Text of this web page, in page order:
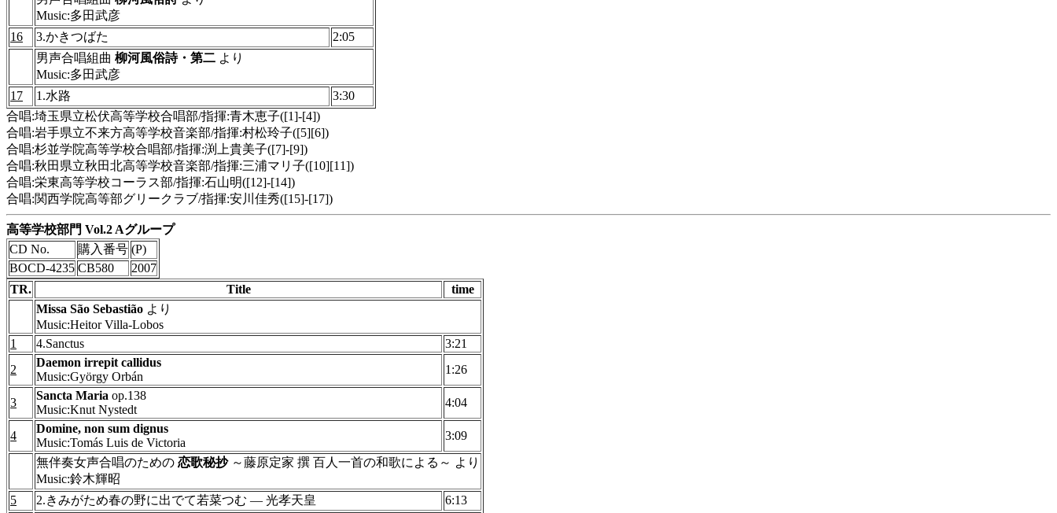
Music:多田武彦
16
3.かきつばた
2:05
男声合唱組曲 柳河風俗詩・第二 より
Music:多田武彦
17
1.水路
3:30
合唱:埼玉県立松伏高等学校合唱部/指揮:青木恵子([1]-[4])
合唱:岩手県立不来方高等学校音楽部/指揮:村松玲子([5][6])
合唱:杉並学院高等学校合唱部/指揮:渕上貴美子([7]-[9])
合唱:秋田県立秋田北高等学校音楽部/指揮:三浦マリ子([10][11])
合唱:栄東高等学校コーラス部/指揮:石山明([12]-[14])
合唱:関西学院高等部グリークラブ/指揮:安川佳秀([15]-[17])
高等学校部門 Vol.2 Aグループ
CD No.
購入番号 (P)
BOCD-4235 CB580
2007
TR.
Title
time
Missa São Sebastião より
Music:Heitor Villa-Lobos
1
4.Sanctus
3:21
2
Daemon irrepit callidus
Music:György Orbán
1:26
3
Sancta Maria op.138
Music:Knut Nystedt
4:04
4
Domine, non sum dignus
Music:Tomás Luis de Victoria
3:09
無伴奏女声合唱のための 恋歌秘抄～藤原定家 撰 百人一首の和歌による～ より
Music:鈴木輝昭
5
2.きみがため春の野に出でて若菜つむ ― 光孝天皇
6:13